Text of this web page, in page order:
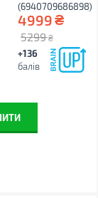
(6940709686898)
4999₴
5299 ₴
+136
балів